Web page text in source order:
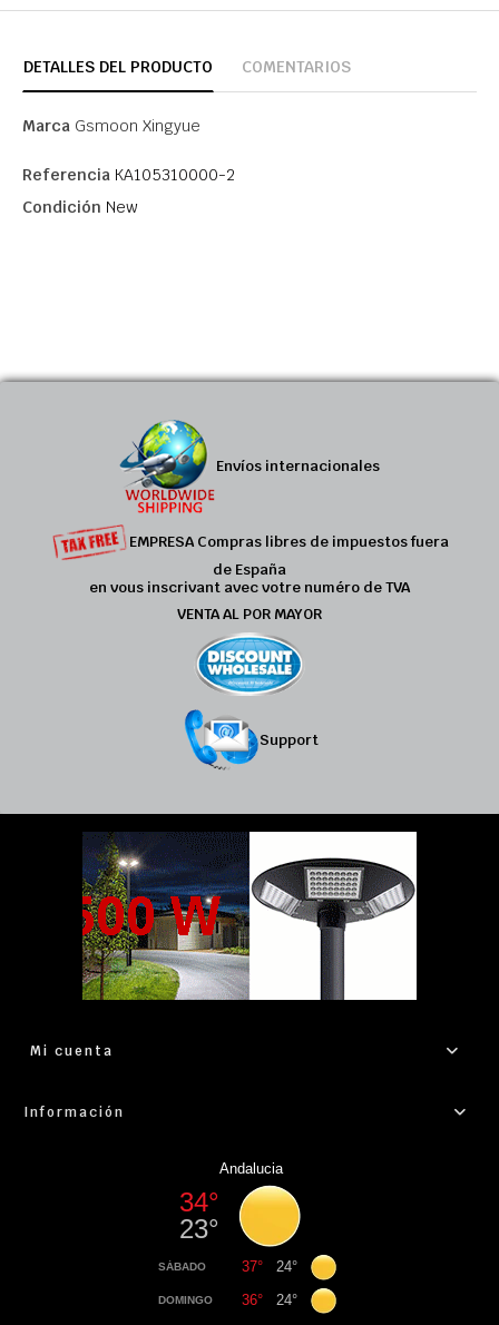
DETALLES DEL PRODUCTO COMENTARIOS
Marca Gsmoon Xingyue
Referencia KA105310000-2
Condición New
Envíos internacionales
EMPRESA Compras libres de impuestos fuera
de España
en vous inscrivant avec votre numéro de TVA
VENTA AL POR MAYOR
Support
Mi cuenta
Información